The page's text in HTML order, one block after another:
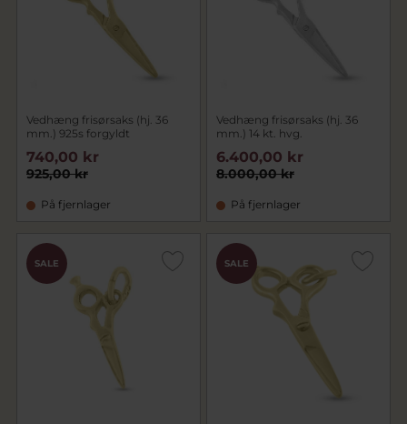
Vedhæng frisørsaks (hj. 36
mm.) 925s forgyldt
925,00 kr
740,00 kr
På fjernlager
Vedhæng frisørsaks (hj. 36
mm.) 14 kt. hvg.
8.000,00 kr
6.400,00 kr
På fjernlager
SALE SALE